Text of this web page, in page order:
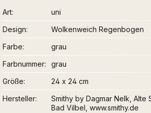
Art
uni
Design
Wolkenweich Regenbogen
Farbe
grau
Farbnummer
grau
Größe
24 x 24 cm
Hersteller
Smithy by Dagmar Nelk, Alte
Bad Vilbel, www.smithy.de